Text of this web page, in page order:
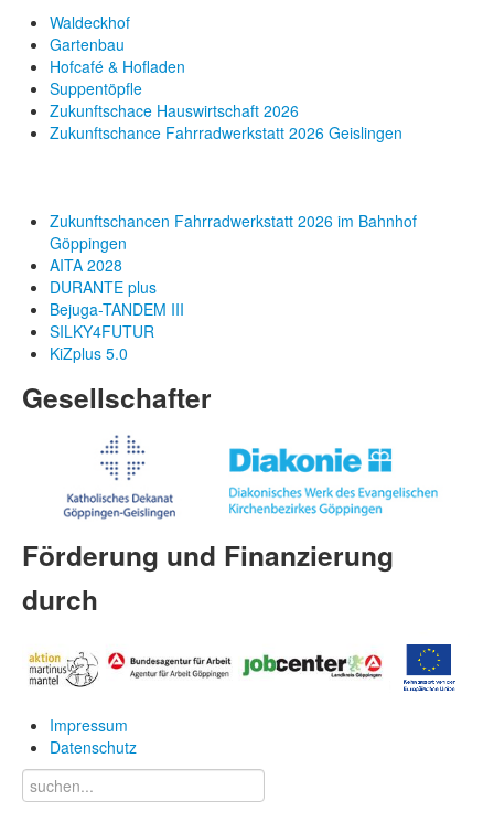
Waldeckhof
Gartenbau
Hofcafé & Hofladen
Suppentöpfle
Zukunftschace Hauswirtschaft 2026
Zukunftschance Fahrradwerkstatt 2026 Geislingen
Zukunftschancen Fahrradwerkstatt 2026 im Bahnhof
Göppingen
AITA 2028
DURANTE plus
Bejuga-TANDEM III
SILKY4FUTUR
KiZplus 5.0
Gesellschafter
Förderung und Finanzierung
durch
Impressum
Datenschutz